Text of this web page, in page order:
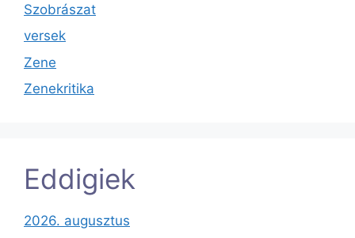
Szobrászat
versek
Zene
Zenekritika
Eddigiek
2026. augusztus